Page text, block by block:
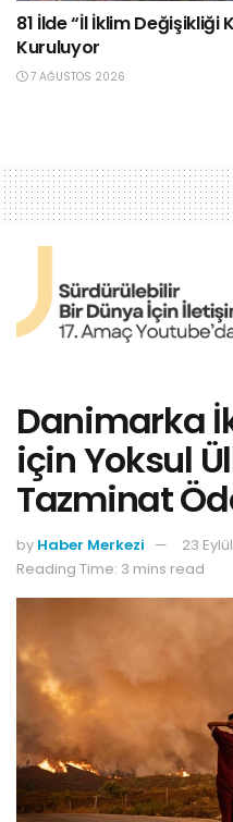
81 İlde “İl İklim
Kuruluyor
7 AĞUSTOS 2026
Danimarka
için Yoksul
Tazminat
by Haber Merkezi
23
Reading Time: 3 mins read